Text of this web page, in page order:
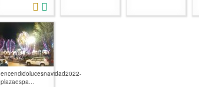
encendidolucesnavidad2022-
plazaespa...